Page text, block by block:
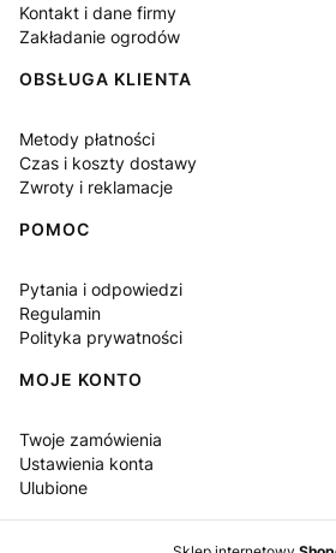
Kontakt i dane firmy
Zakładanie ogrodów
OBSŁUGA KLIENTA
Metody płatności
Czas i koszty dostawy
Zwroty i reklamacje
POMOC
Pytania i odpowiedzi
Regulamin
Polityka prywatności
MOJE KONTO
Twoje zamówienia
Ustawienia konta
Ulubione